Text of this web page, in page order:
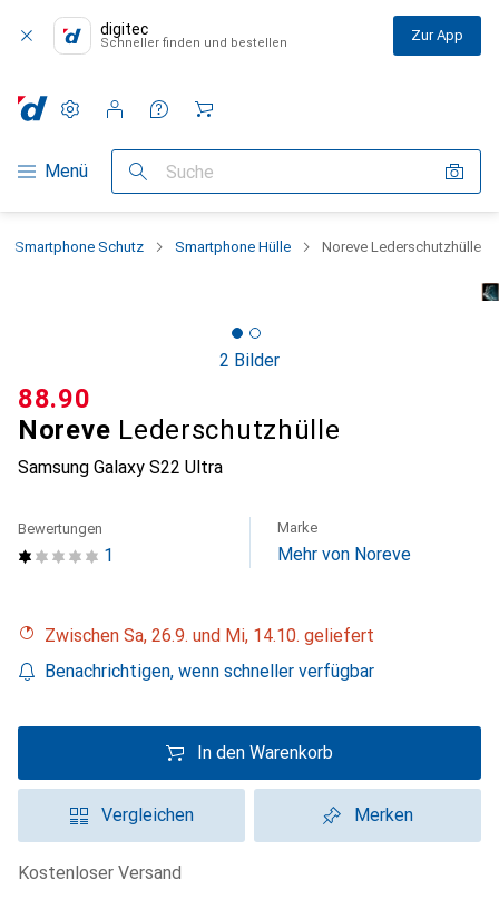
digitec
Schneller finden und bestellen Zur App
Navigation nach Kategorien
Menü Suche
Einstellungen
Kundenkonto
Vergleichslisten
Merklisten
Warenkorb
Smartphone Schutz Smartphone Hülle Noreve Lederschutzhülle
2 Bilder
Noreve Lederschutzhülle
Samsung Galaxy S22 Ultra
CHF
88.90
1
Bewertungen Marke
Mehr von Noreve
Zwischen Sa, 26.9. und Mi, 14.10. geliefert
Benachrichtigen, wenn schneller verfügbar
In den Warenkorb
Vergleichen Merken
kostenloser Versand